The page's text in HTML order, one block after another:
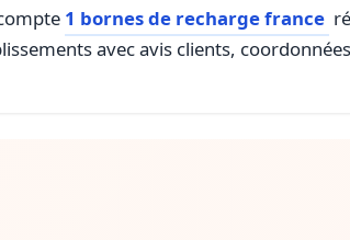
1 bornes de recharge france
avec avis clients,